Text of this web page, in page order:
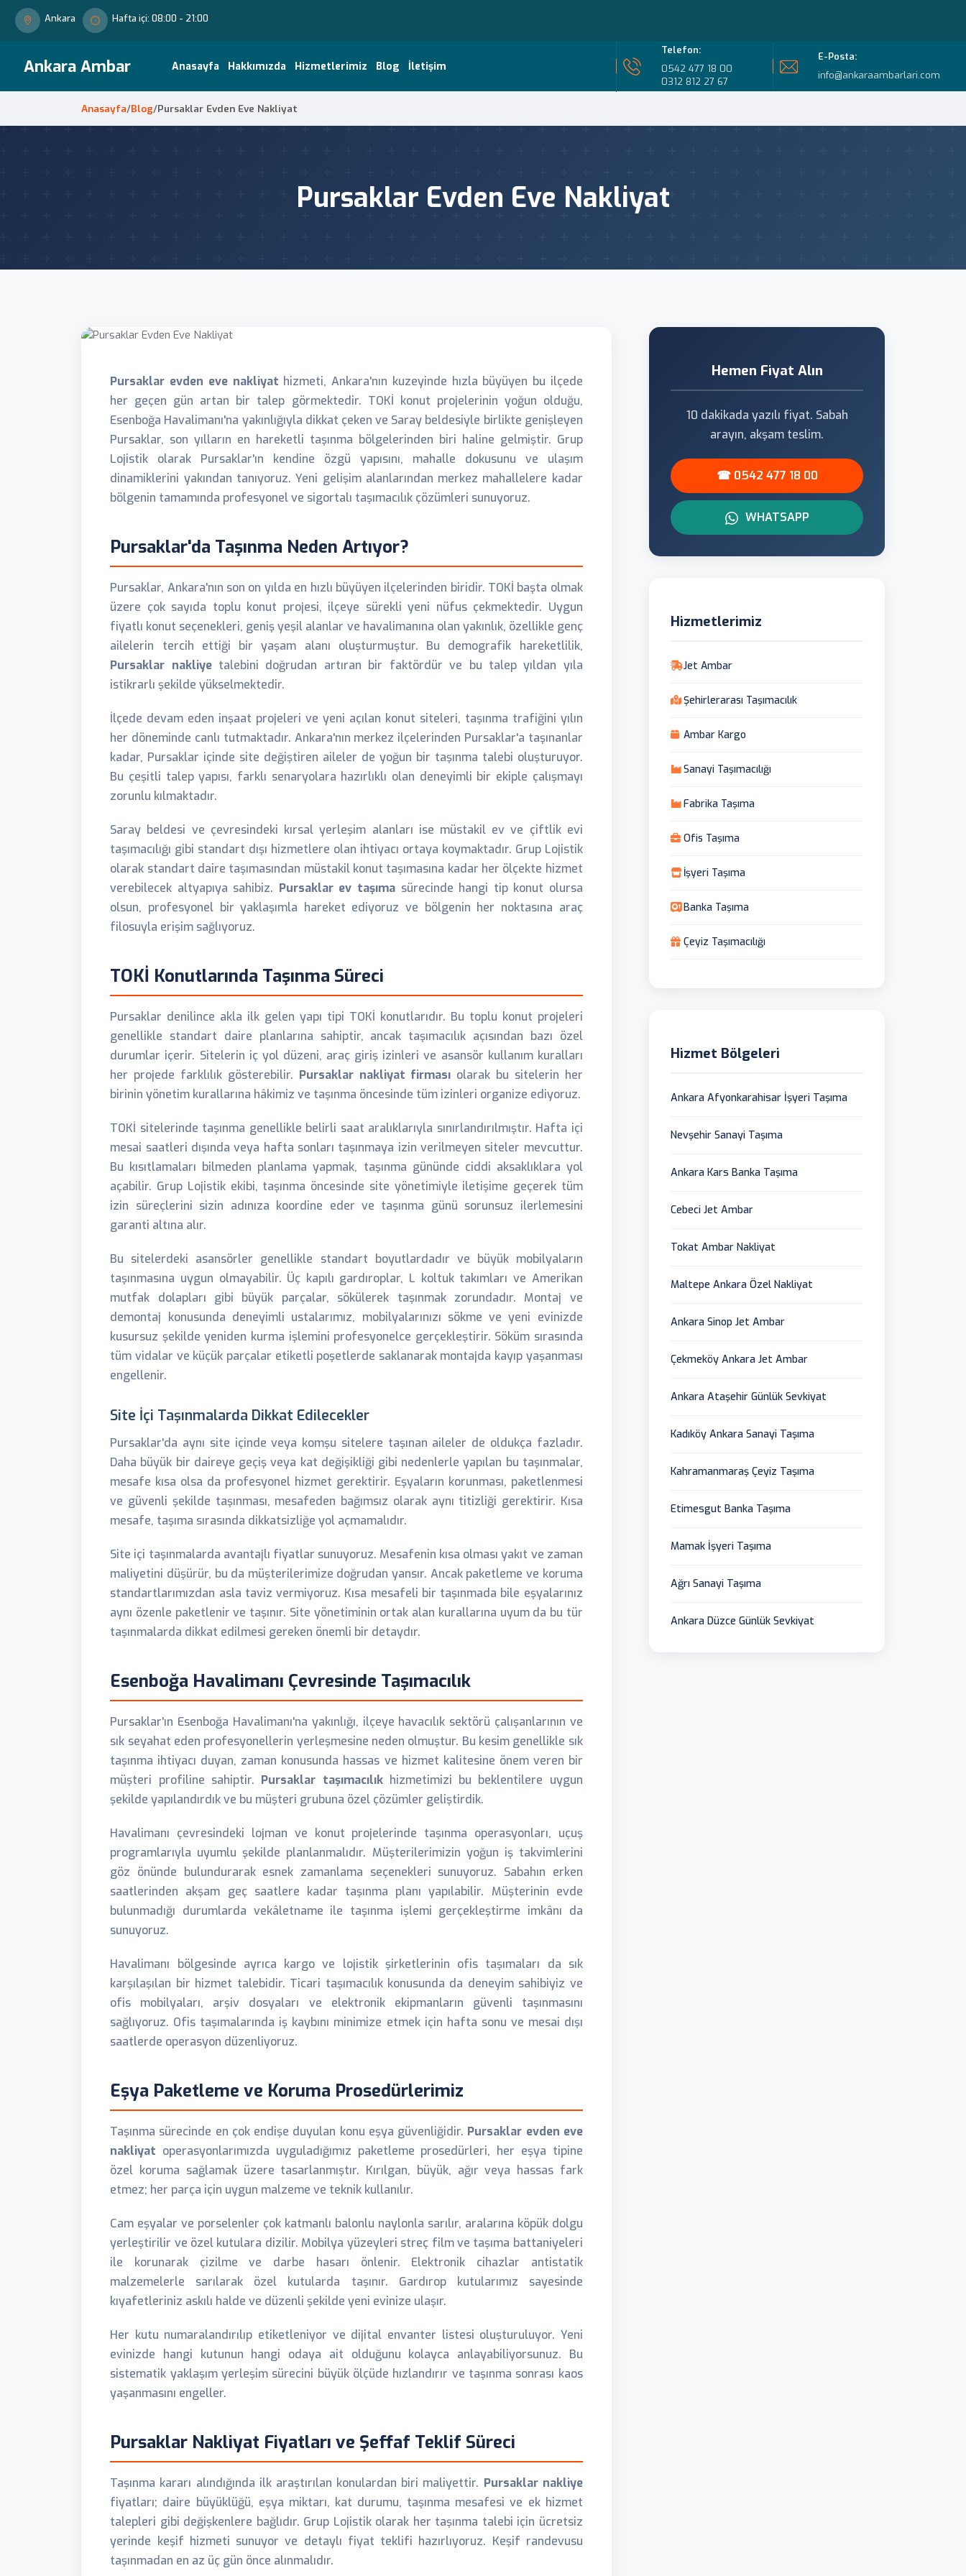
Ankara Hafta içi: 08:00 - 21:00
Ankara Ambar Anasayfa Hakkımızda Hizmetlerimiz Blog İletişim
Telefon:
0542 477 18 00
0312 812 27 67
E-Posta:
info@ankaraambarlari.com
Anasayfa/Blog/Pursaklar Evden Eve Nakliyat
Pursaklar Evden Eve Nakliyat
Pursaklar evden eve nakliyat hizmeti, Ankara'nın kuzeyinde hızla büyüyen bu ilçede
her geçen gün artan bir talep görmektedir. TOKİ konut projelerinin yoğun olduğu,
Esenboğa Havalimanı'na yakınlığıyla dikkat çeken ve Saray beldesiyle birlikte genişleyen
Pursaklar, son yılların en hareketli taşınma bölgelerinden biri haline gelmiştir. Grup
Lojistik olarak Pursaklar'ın kendine özgü yapısını, mahalle dokusunu ve ulaşım
dinamiklerini yakından tanıyoruz. Yeni gelişim alanlarından merkez mahallelere kadar
bölgenin tamamında profesyonel ve sigortalı taşımacılık çözümleri sunuyoruz.
Pursaklar'da Taşınma Neden Artıyor?
Pursaklar, Ankara'nın son on yılda en hızlı büyüyen ilçelerinden biridir. TOKİ başta olmak
üzere çok sayıda toplu konut projesi, ilçeye sürekli yeni nüfus çekmektedir. Uygun
fiyatlı konut seçenekleri, geniş yeşil alanlar ve havalimanına olan yakınlık, özellikle genç
ailelerin tercih ettiği bir yaşam alanı oluşturmuştur. Bu demografik hareketlilik,
Pursaklar nakliyetalebini doğrudan artıran bir faktördür ve bu talep yıldan yıla
istikrarlı şekilde yükselmektedir.
İlçede devam eden inşaat projeleri ve yeni açılan konut siteleri, taşınma trafiğini yılın
her döneminde canlı tutmaktadır. Ankara'nın merkez ilçelerinden Pursaklar'a taşınanlar
kadar, Pursaklar içinde site değiştiren aileler de yoğun bir taşınma talebi oluşturuyor.
Bu çeşitli talep yapısı, farklı senaryolara hazırlıklı olan deneyimli bir ekiple çalışmayı
zorunlu kılmaktadır.
Saray beldesi ve çevresindeki kırsal yerleşim alanları ise müstakil ev ve çiftlik evi
taşımacılığı gibi standart dışı hizmetlere olan ihtiyacı ortaya koymaktadır. Grup Lojistik
olarak standart daire taşımasından müstakil konut taşımasına kadar her ölçekte hizmet
verebilecek altyapıya sahibiz. Pursaklar ev taşıma sürecinde hangi tip konut olursa
olsun, profesyonel bir yaklaşımla hareket ediyoruz ve bölgenin her noktasına araç
filosuyla erişim sağlıyoruz.
TOKİ Konutlarında Taşınma Süreci
Pursaklar denilince akla ilk gelen yapı tipi TOKİ konutlarıdır. Bu toplu konut projeleri
genellikle standart daire planlarına sahiptir, ancak taşımacılık açısından bazı özel
durumlar içerir. Sitelerin iç yol düzeni, araç giriş izinleri ve asansör kullanım kuralları
her projede farklılık gösterebilir. Pursaklar nakliyat firması olarak bu sitelerin her
birinin yönetim kurallarına hâkimiz ve taşınma öncesinde tüm izinleri organize ediyoruz.
TOKİ sitelerinde taşınma genellikle belirli saat aralıklarıyla sınırlandırılmıştır. Hafta içi
mesai saatleri dışında veya hafta sonları taşınmaya izin verilmeyen siteler mevcuttur.
Bu kısıtlamaları bilmeden planlama yapmak, taşınma gününde ciddi aksaklıklara yol
açabilir. Grup Lojistik ekibi, taşınma öncesinde site yönetimiyle iletişime geçerek tüm
izin süreçlerini sizin adınıza koordine eder ve taşınma günü sorunsuz ilerlemesini
garanti altına alır.
Bu sitelerdeki asansörler genellikle standart boyutlardadır ve büyük mobilyaların
taşınmasına uygun olmayabilir. Üç kapılı gardıroplar, L koltuk takımları ve Amerikan
mutfak dolapları gibi büyük parçalar, sökülerek taşınmak zorundadır. Montaj ve
demontaj konusunda deneyimli ustalarımız, mobilyalarınızı sökme ve yeni evinizde
kusursuz şekilde yeniden kurma işlemini profesyonelce gerçekleştirir. Söküm sırasında
tüm vidalar ve küçük parçalar etiketli poşetlerde saklanarak montajda kayıp yaşanması
engellenir.
Site İçi Taşınmalarda Dikkat Edilecekler
Pursaklar'da aynı site içinde veya komşu sitelere taşınan aileler de oldukça fazladır.
Daha büyük bir daireye geçiş veya kat değişikliği gibi nedenlerle yapılan bu taşınmalar,
mesafe kısa olsa da profesyonel hizmet gerektirir. Eşyaların korunması, paketlenmesi
ve güvenli şekilde taşınması, mesafeden bağımsız olarak aynı titizliği gerektirir. Kısa
mesafe, taşıma sırasında dikkatsizliğe yol açmamalıdır.
Site içi taşınmalarda avantajlı fiyatlar sunuyoruz. Mesafenin kısa olması yakıt ve zaman
maliyetini düşürür, bu da müşterilerimize doğrudan yansır. Ancak paketleme ve koruma
standartlarımızdan asla taviz vermiyoruz. Kısa mesafeli bir taşınmada bile eşyalarınız
aynı özenle paketlenir ve taşınır. Site yönetiminin ortak alan kurallarına uyum da bu tür
taşınmalarda dikkat edilmesi gereken önemli bir detaydır.
Esenboğa Havalimanı Çevresinde Taşımacılık
Pursaklar'ın Esenboğa Havalimanı'na yakınlığı, ilçeye havacılık sektörü çalışanlarının ve
sık seyahat eden profesyonellerin yerleşmesine neden olmuştur. Bu kesim genellikle sık
taşınma ihtiyacı duyan, zaman konusunda hassas ve hizmet kalitesine önem veren bir
müşteri profiline sahiptir. Pursaklar taşımacılıkhizmetimizi bu beklentilere uygun
şekilde yapılandırdık ve bu müşteri grubuna özel çözümler geliştirdik.
Havalimanı çevresindeki lojman ve konut projelerinde taşınma operasyonları, uçuş
programlarıyla uyumlu şekilde planlanmalıdır. Müşterilerimizin yoğun iş takvimlerini
göz önünde bulundurarak esnek zamanlama seçenekleri sunuyoruz. Sabahın erken
saatlerinden akşam geç saatlere kadar taşınma planı yapılabilir. Müşterinin evde
bulunmadığı durumlarda vekâletname ile taşınma işlemi gerçekleştirme imkânı da
sunuyoruz.
Havalimanı bölgesinde ayrıca kargo ve lojistik şirketlerinin ofis taşımaları da sık
karşılaşılan bir hizmet talebidir. Ticari taşımacılık konusunda da deneyim sahibiyiz ve
ofis mobilyaları, arşiv dosyaları ve elektronik ekipmanların güvenli taşınmasını
sağlıyoruz. Ofis taşımalarında iş kaybını minimize etmek için hafta sonu ve mesai dışı
saatlerde operasyon düzenliyoruz.
Eşya Paketleme ve Koruma Prosedürlerimiz
Taşınma sürecinde en çok endişe duyulan konu eşya güvenliğidir. Pursaklar evden eve
nakliyat operasyonlarımızda uyguladığımız paketleme prosedürleri, her eşya tipine
özel koruma sağlamak üzere tasarlanmıştır. Kırılgan, büyük, ağır veya hassas fark
etmez; her parça için uygun malzeme ve teknik kullanılır.
Cam eşyalar ve porselenler çok katmanlı balonlu naylonla sarılır, aralarına köpük dolgu
yerleştirilir ve özel kutulara dizilir. Mobilya yüzeyleri streç film ve taşıma battaniyeleri
ile korunarak çizilme ve darbe hasarı önlenir. Elektronik cihazlar antistatik
malzemelerle sarılarak özel kutularda taşınır. Gardırop kutularımız sayesinde
kıyafetleriniz askılı halde ve düzenli şekilde yeni evinize ulaşır.
Her kutu numaralandırılıp etiketleniyor ve dijital envanter listesi oluşturuluyor. Yeni
evinizde hangi kutunun hangi odaya ait olduğunu kolayca anlayabiliyorsunuz. Bu
sistematik yaklaşım yerleşim sürecini büyük ölçüde hızlandırır ve taşınma sonrası kaos
yaşanmasını engeller.
Pursaklar Nakliyat Fiyatları ve Şeffaf Teklif Süreci
Taşınma kararı alındığında ilk araştırılan konulardan biri maliyettir. Pursaklar nakliye
fiyatları; daire büyüklüğü, eşya miktarı, kat durumu, taşınma mesafesi ve ek hizmet
talepleri gibi değişkenlere bağlıdır. Grup Lojistik olarak her taşınma talebi için ücretsiz
yerinde keşif hizmeti sunuyor ve detaylı fiyat teklifi hazırlıyoruz. Keşif randevusu
taşınmadan en az üç gün önce alınmalıdır.
Hemen Fiyat Alın
10 dakikada yazılı fiyat. Sabah
arayın, akşam teslim.
☎ 0542 477 18 00
WHATSAPP
Hizmetlerimiz
Jet Ambar
Şehirlerarası Taşımacılık
Ambar Kargo
Sanayi Taşımacılığı
Fabrika Taşıma
Ofis Taşıma
İşyeri Taşıma
Banka Taşıma
Çeyiz Taşımacılığı
Hizmet Bölgeleri
Ankara Afyonkarahisar İşyeri Taşıma
Nevşehir Sanayi Taşıma
Ankara Kars Banka Taşıma
Cebeci Jet Ambar
Tokat Ambar Nakliyat
Maltepe Ankara Özel Nakliyat
Ankara Sinop Jet Ambar
Çekmeköy Ankara Jet Ambar
Ankara Ataşehir Günlük Sevkiyat
Kadıköy Ankara Sanayi Taşıma
Kahramanmaraş Çeyiz Taşıma
Etimesgut Banka Taşıma
Mamak İşyeri Taşıma
Ağrı Sanayi Taşıma
Ankara Düzce Günlük Sevkiyat